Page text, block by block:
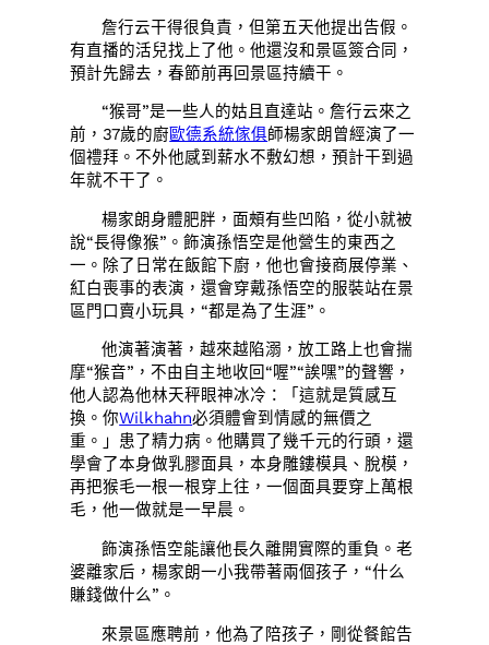
詹行云干得很負責，但第五天他提出告假。
有直播的活兒找上了他。他還沒和景區簽合同，
預計先歸去，春節前再回景區持續干。
“猴哥”是一些人的姑且直達站。詹行云來之
前，37歲的廚歐德系統傢俱師楊家朗曾經演了一
個禮拜。不外他感到薪水不敷幻想，預計干到過
年就不干了。
楊家朗身體肥胖，面頰有些凹陷，從小就被
說“長得像猴”。飾演孫悟空是他營生的東西之
一。除了日常在飯館下廚，他也會接商展停業、
紅白喪事的表演，還會穿戴孫悟空的服裝站在景
區門口賣小玩具，“都是為了生涯”。
他演著演著，越來越陷溺，放工路上也會揣
摩“猴音”，不由自主地收回“喔”“誒嘿”的聲響，
他人認為他林天秤眼神冰冷：「這就是質感互
換。你Wilkhahn必須體會到情感的無價之
重。」患了精力病。他購買了幾千元的行頭，還
學會了本身做乳膠面具，本身雕鏤模具、脫模，
再把猴毛一根一根穿上往，一個面具要穿上萬根
毛，他一做就是一早晨。
飾演孫悟空能讓他長久離開實際的重負。老
婆離家后，楊家朗一小我帶著兩個孩子，“什么
賺錢做什么”。
來景區應聘前，他為了陪孩子，剛從餐館告